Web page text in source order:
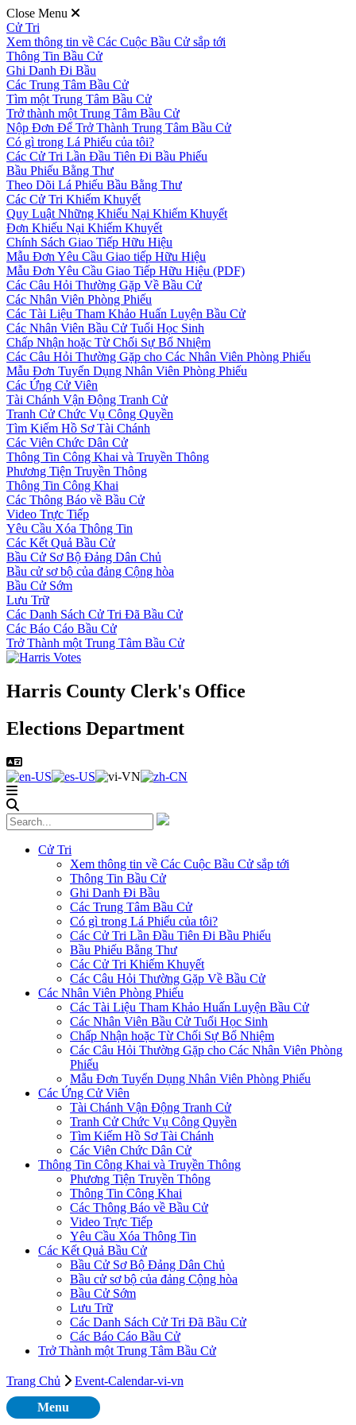
Close Menu
Cử Tri
Xem thông tin về Các Cuộc Bầu Cử sắp tới
Thông Tin Bầu Cử
Ghi Danh Đi Bầu
Các Trung Tâm Bầu Cử
Tìm một Trung Tâm Bầu Cử
Trở thành một Trung Tâm Bầu Cử
Nộp Đơn Để Trở Thành Trung Tâm Bầu Cử
Có gì trong Lá Phiếu của tôi?
Các Cử Tri Lần Đầu Tiên Đi Bầu Phiếu
Bầu Phiếu Bằng Thư
Theo Dõi Lá Phiếu Bầu Bằng Thư
Các Cử Tri Khiếm Khuyết
Quy Luật Những Khiếu Nại Khiếm Khuyết
Đơn Khiếu Nại Khiếm Khuyết
Chính Sách Giao Tiếp Hữu Hiệu
Mẫu Đơn Yêu Cầu Giao tiếp Hữu Hiệu
Mẫu Đơn Yêu Cầu Giao Tiếp Hữu Hiệu (PDF)
Các Câu Hỏi Thường Gặp Về Bầu Cử
Các Nhân Viên Phòng Phiếu
Các Tài Liệu Tham Khảo Huấn Luyện Bầu Cử
Các Nhân Viên Bầu Cử Tuổi Học Sinh
Chấp Nhận hoặc Từ Chối Sự Bổ Nhiệm
Các Câu Hỏi Thường Gặp cho Các Nhân Viên Phòng Phiếu
Mẫu Đơn Tuyển Dụng Nhân Viên Phòng Phiếu
Các Ứng Cử Viên
Tài Chánh Vận Động Tranh Cử
Tranh Cử Chức Vụ Công Quyền
Tìm Kiếm Hồ Sơ Tài Chánh
Các Viên Chức Dân Cử
Thông Tin Công Khai và Truyền Thông
Phương Tiện Truyền Thông
Thông Tin Công Khai
Các Thông Báo về Bầu Cử
Video Trực Tiếp
Yêu Cầu Xóa Thông Tin
Các Kết Quả Bầu Cử
Bầu Cử Sơ Bộ Đảng Dân Chủ
Bầu cử sơ bộ của đảng Cộng hòa
Bầu Cử Sớm
Lưu Trữ
Các Danh Sách Cử Tri Đã Bầu Cử
Các Báo Cáo Bầu Cử
Trở Thành một Trung Tâm Bầu Cử
Harris County Clerk's Office
Elections Department
Cử Tri
Xem thông tin về Các Cuộc Bầu Cử sắp tới
Thông Tin Bầu Cử
Ghi Danh Đi Bầu
Các Trung Tâm Bầu Cử
Có gì trong Lá Phiếu của tôi?
Các Cử Tri Lần Đầu Tiên Đi Bầu Phiếu
Bầu Phiếu Bằng Thư
Các Cử Tri Khiếm Khuyết
Các Câu Hỏi Thường Gặp Về Bầu Cử
Các Nhân Viên Phòng Phiếu
Các Tài Liệu Tham Khảo Huấn Luyện Bầu Cử
Các Nhân Viên Bầu Cử Tuổi Học Sinh
Chấp Nhận hoặc Từ Chối Sự Bổ Nhiệm
Các Câu Hỏi Thường Gặp cho Các Nhân Viên Phòng
Phiếu
Mẫu Đơn Tuyển Dụng Nhân Viên Phòng Phiếu
Các Ứng Cử Viên
Tài Chánh Vận Động Tranh Cử
Tranh Cử Chức Vụ Công Quyền
Tìm Kiếm Hồ Sơ Tài Chánh
Các Viên Chức Dân Cử
Thông Tin Công Khai và Truyền Thông
Phương Tiện Truyền Thông
Thông Tin Công Khai
Các Thông Báo về Bầu Cử
Video Trực Tiếp
Yêu Cầu Xóa Thông Tin
Các Kết Quả Bầu Cử
Bầu Cử Sơ Bộ Đảng Dân Chủ
Bầu cử sơ bộ của đảng Cộng hòa
Bầu Cử Sớm
Lưu Trữ
Các Danh Sách Cử Tri Đã Bầu Cử
Các Báo Cáo Bầu Cử
Trở Thành một Trung Tâm Bầu Cử
Trang Chủ
Event-Calendar-vi-vn
Menu